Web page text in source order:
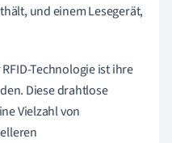
und einem Lesegerät,
Technologie ist ihre
Diese drahtlose
Vielzahl von